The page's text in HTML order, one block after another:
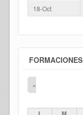
18-Oct
FORMACIONES
«